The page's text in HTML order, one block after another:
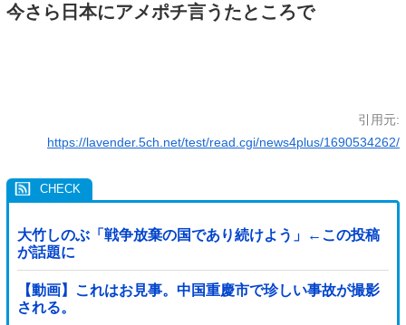
今さら日本にアメポチ言うたところで
引用元:
https://lavender.5ch.net/test/read.cgi/news4plus/1690534262/
大竹しのぶ「戦争放棄の国であり続けよう」←この投稿
が話題に
【動画】これはお見事。中国重慶市で珍しい事故が撮影
される。